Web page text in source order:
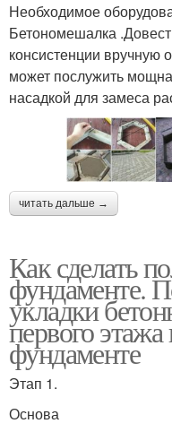
Необходимое
Бетономешалка
консистенции вручную
может послужить
насадкой для замеса
читать дальше →
Как сделать
фундаменте.
укладки
первого
фундаменте
Этап 1.
Основа